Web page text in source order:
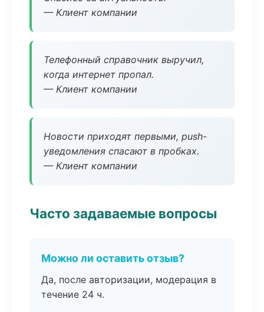
— Клиент компании
Телефонный справочник выручил,
когда интернет пропал.
— Клиент компании
Новости приходят первыми, push-
уведомления спасают в пробках.
— Клиент компании
Часто задаваемые вопросы
Можно ли оставить отзыв?
Да, после авторизации, модерация в
течение 24 ч.